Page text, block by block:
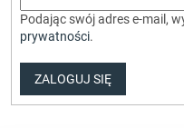
Podając swój adres e-mail,
prywatności.
ZALOGUJ SIĘ